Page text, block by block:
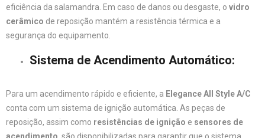
eficiência da salamandra. Em caso de danos ou desgaste, o vidro
cerâmico de reposição mantém a resistência térmica e a
segurança do equipamento.
Sistema de Acendimento Automático:
Para um acendimento rápido e eficiente, a Elegance All Style A/C
conta com um sistema de ignição automática. As peças de
reposição, assim como resistências de ignição e sensores de